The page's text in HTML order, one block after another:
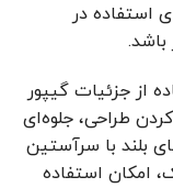
استفاده در
از جزئیات گیپور
طراحی، جلوه‌ای
بلند با سرآستین
امکان استفاده